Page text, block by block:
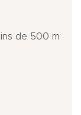
de 500 m